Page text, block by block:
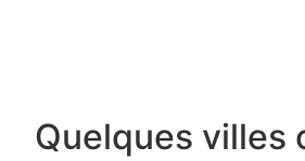
Quelques villes